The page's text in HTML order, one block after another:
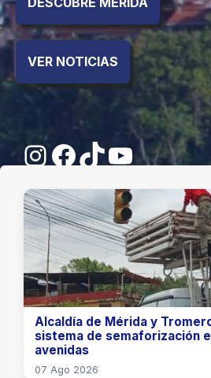
VER NOTICIAS
Instagram Facebook TikTok YouTube
Alcaldía de Mérida y
sistema de semaforización
avenidas
07 Ago 2026